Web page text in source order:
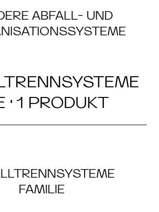
ABFALL- UND
· 1 PRODUKT
FAMILIE